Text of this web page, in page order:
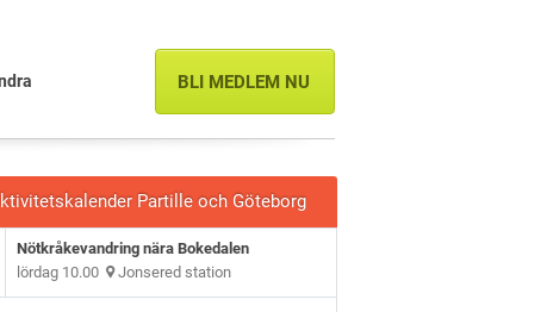
BLI MEDLEM NU
Partille och Göteborg
Nötkråkevandring nära Bokedalen
lördag 10.00 Jonsered station